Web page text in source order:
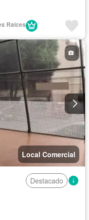
Raices
Local Comercial
Destacado